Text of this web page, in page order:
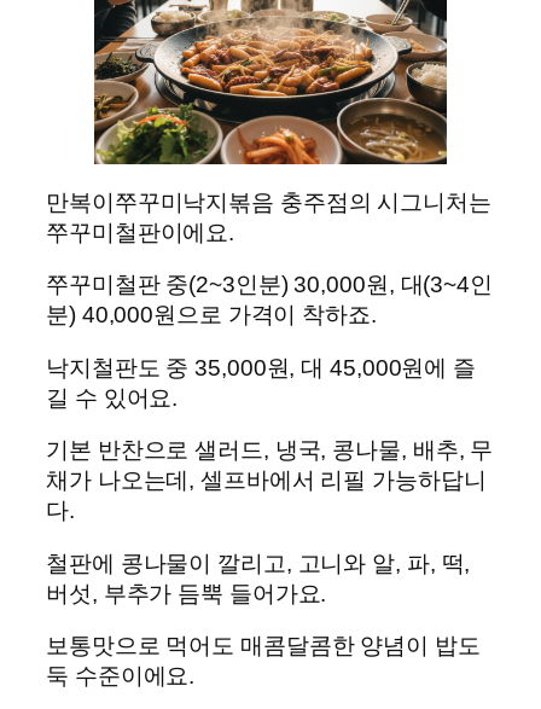
만복이쭈꾸미낙지볶음 충주점의 시그니처는
쭈꾸미철판이에요.
쭈꾸미철판 중(2~3인분) 30,000원, 대(3~4인
분) 40,000원으로 가격이 착하죠.
낙지철판도 중 35,000원, 대 45,000원에 즐
길 수 있어요.
기본 반찬으로 샐러드, 냉국, 콩나물, 배추, 무
채가 나오는데, 셀프바에서 리필 가능하답니
다.
철판에 콩나물이 깔리고, 고니와 알, 파, 떡,
버섯, 부추가 듬뿍 들어가요.
보통맛으로 먹어도 매콤달콤한 양념이 밥도
둑 수준이에요.